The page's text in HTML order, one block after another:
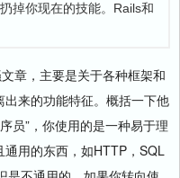
掉你现在的技能。Rails和
，主要是关于各种框架和
来的功能特征。概括一下他
员”，你使用的是一种易于理
用的东西，如HTTP，SQL